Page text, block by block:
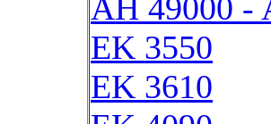
AH 49000 -
EK 3550
EK 3610